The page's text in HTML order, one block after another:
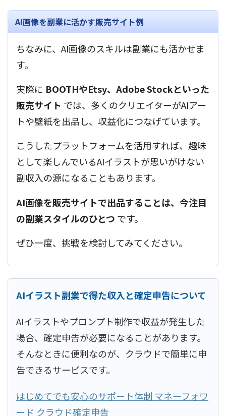
AI画像を副業に活かす販売サイト例
ちなみに、AI画像のスキルは副業にも活かせま
す。
実際に BOOTHやEtsy、Adobe Stockといった
販売サイト では、多くのクリエイターがAIアー
トや壁紙を出品し、収益化につなげています。
こうしたプラットフォームを活用すれば、趣味
として楽しんでいるAIイラストが思いがけない
副収入の源になることもあります。
AI画像を販売サイトで出品することは、今注目
の副業スタイルのひとつ です。
ぜひ一度、挑戦を検討してみてください。
AIイラスト副業で得た収入と確定申告について
AIイラストやプロンプト制作で収益が発生した
場合、確定申告が必要になることがあります。
そんなときに便利なのが、クラウドで簡単に申
告できるサービスです。
はじめてでも安心のサポート体制 マネーフォワ
ード クラウド確定申告